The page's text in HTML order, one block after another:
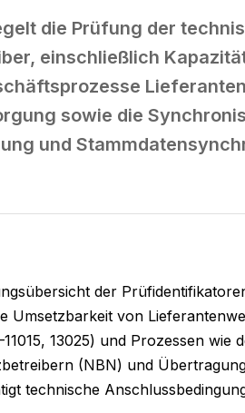
die Prüfung der
einschließlich
sowie die
und
der
Umsetzbarkeit von
13025) und Prozessen
(NBN) und
technische